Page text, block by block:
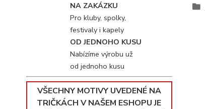
NA ZAKÁZKU
Pro kluby, spolky,
festivaly i kapely
OD JEDNOHO KUSU
Nabízíme výrobu už
od jednoho kusu
VŠECHNY MOTIVY UVEDENÉ NA
TRIČKÁCH V NAŠEM ESHOPU JE